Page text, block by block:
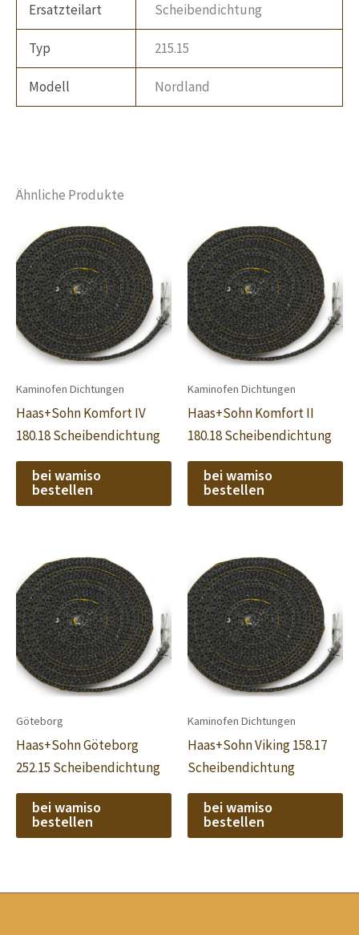
Ersatzteilart Scheibendichtung
Typ 215.15
Modell Nordland
Ähnliche Produkte
Kaminofen Dichtungen
Haas+Sohn Komfort IV
180.18 Scheibendichtung
bei wamiso
bestellen
Kaminofen Dichtungen
Haas+Sohn Komfort II
180.18 Scheibendichtung
bei wamiso
bestellen
Göteborg
Haas+Sohn Göteborg
252.15 Scheibendichtung
bei wamiso
bestellen
Kaminofen Dichtungen
Haas+Sohn Viking 158.17
Scheibendichtung
bei wamiso
bestellen